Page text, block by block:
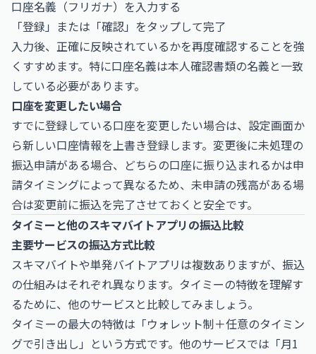
口座名義（フリガナ）を入力する
「登録」または「確認」をタップして完了
入力後、正確に反映されているかを再度確認することを強
くすすめます。特に口座名義は本人確認書類の名義と一致
している必要があります。
口座を変更したい場合
すでに登録している口座を変更したい場合は、設定画面か
ら新しい口座情報を上書き登録します。変更後に未処理の
振込申請がある場合、どちらの口座に振り込まれるかは申
請タイミングによって異なるため、未申請の残高がある場
合は変更前に振込を完了させておくと安全です。
タイミーと他のスキマバイトアプリの振込比較
主要サービスの振込方式比較
スキマバイトや単発バイトアプリは複数ありますが、振込
の仕組みはそれぞれ異なります。タイミーの特徴を理解す
るために、他のサービスと比較してみましょう。
タイミーの最大の特徴は「ウォレット制＋任意のタイミン
グで引き出し」という方式です。他のサービスでは「月1